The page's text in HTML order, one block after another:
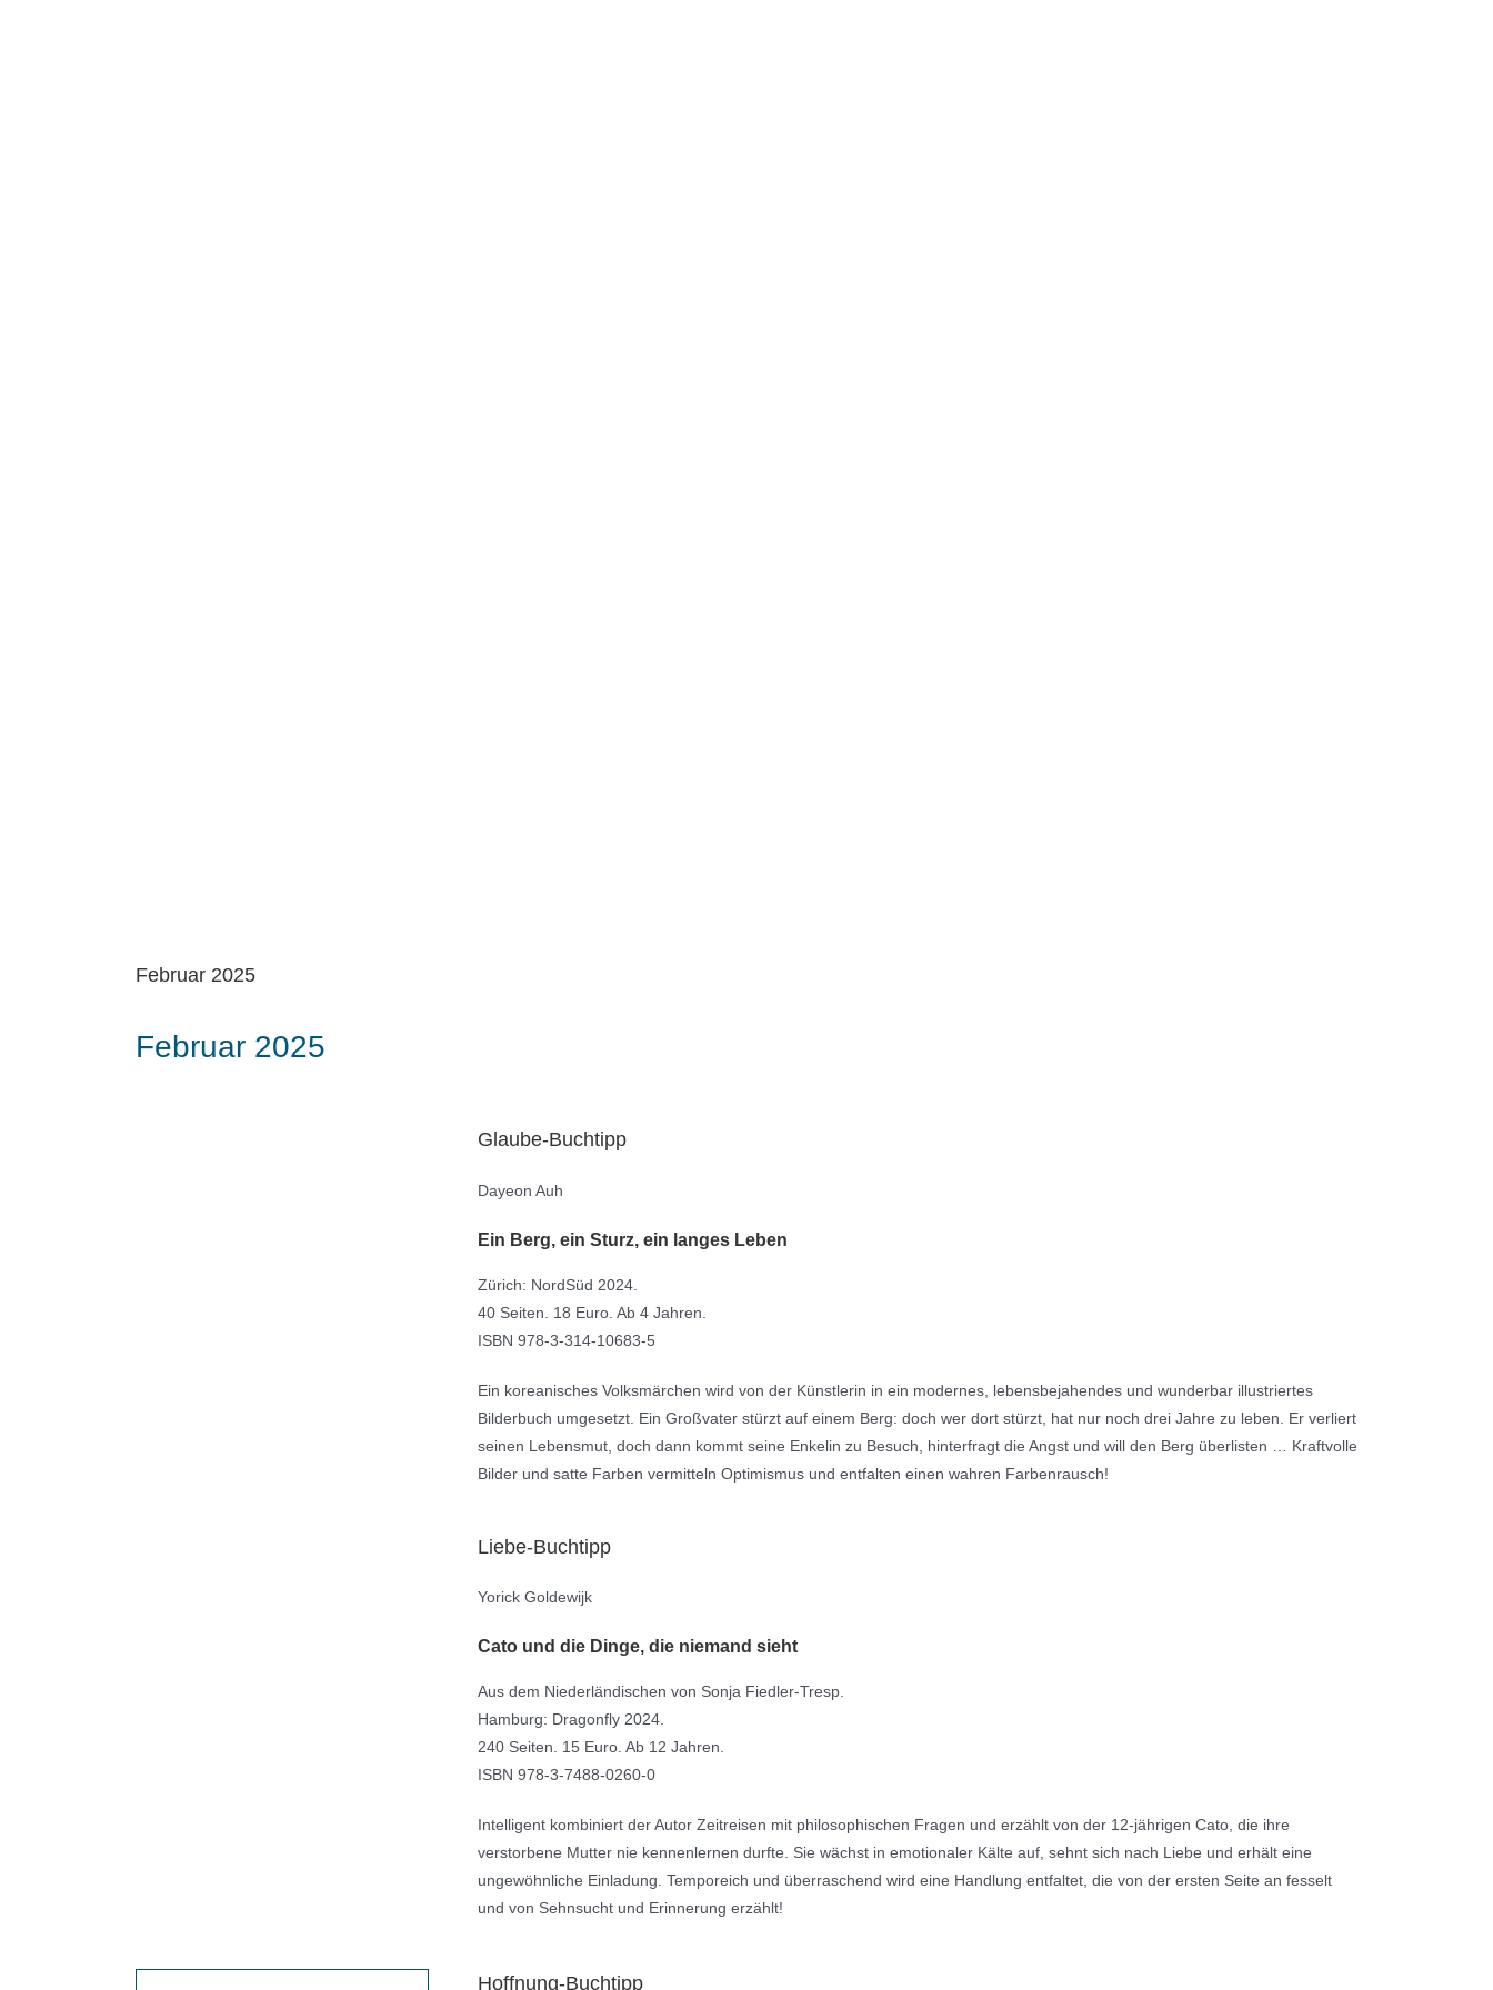
Februar 2025
Februar 2025
Glaube-Buchtipp
Dayeon Auh
Ein Berg, ein Sturz, ein langes Leben
Zürich: NordSüd 2024.
40 Seiten. 18 Euro. Ab 4 Jahren.
ISBN 978-3-314-10683-5
Ein koreanisches Volksmärchen wird von der Künstlerin in ein modernes, lebensbejahendes und wunderbar illustriertes
Bilderbuch umgesetzt. Ein Großvater stürzt auf einem Berg: doch wer dort stürzt, hat nur noch drei Jahre zu leben. Er verliert
seinen Lebensmut, doch dann kommt seine Enkelin zu Besuch, hinterfragt die Angst und will den Berg überlisten … Kraftvolle
Bilder und satte Farben vermitteln Optimismus und entfalten einen wahren Farbenrausch!
Liebe-Buchtipp
Yorick Goldewijk
Cato und die Dinge, die niemand sieht
Aus dem Niederländischen von Sonja Fiedler-Tresp.
Hamburg: Dragonfly 2024.
240 Seiten. 15 Euro. Ab 12 Jahren.
ISBN 978-3-7488-0260-0
Intelligent kombiniert der Autor Zeitreisen mit philosophischen Fragen und erzählt von der 12-jährigen Cato, die ihre
verstorbene Mutter nie kennenlernen durfte. Sie wächst in emotionaler Kälte auf, sehnt sich nach Liebe und erhält eine
ungewöhnliche Einladung. Temporeich und überraschend wird eine Handlung entfaltet, die von der ersten Seite an fesselt
und von Sehnsucht und Erinnerung erzählt!
Hoffnung-Buchtipp